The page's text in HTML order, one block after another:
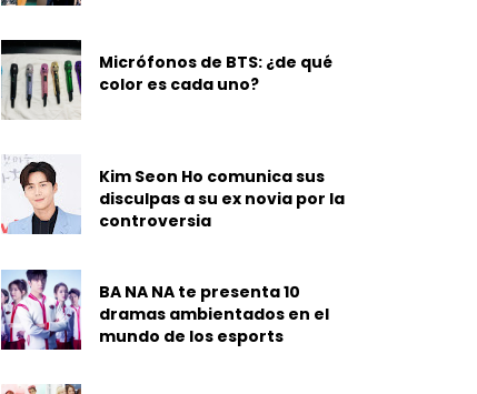
Micrófonos de BTS: ¿de qué
color es cada uno?
Kim Seon Ho comunica sus
disculpas a su ex novia por la
controversia
BA NA NA te presenta 10
dramas ambientados en el
mundo de los esports